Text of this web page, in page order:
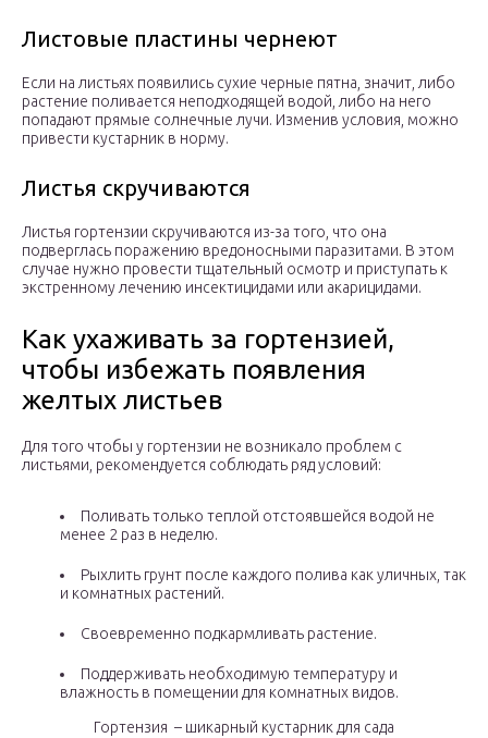
Листовые пластины чернеют
Если на листьях появились сухие черные пятна, значит, либо
растение поливается неподходящей водой, либо на него
попадают прямые солнечные лучи. Изменив условия, можно
привести кустарник в норму.
Листья скручиваются
Листья гортензии скручиваются из-за того, что она
подверглась поражению вредоносными паразитами. В этом
случае нужно провести тщательный осмотр и приступать к
экстренному лечению инсектицидами или акарицидами.
Как ухаживать за гортензией,
чтобы избежать появления
желтых листьев
Для того чтобы у гортензии не возникало проблем с
листьями, рекомендуется соблюдать ряд условий:
Поливать только теплой отстоявшейся водой не
менее 2 раз в неделю.
Рыхлить грунт после каждого полива как уличных, так
и комнатных растений.
Своевременно подкармливать растение.
Поддерживать необходимую температуру и
влажность в помещении для комнатных видов.
Гортензия ­ – шикарный кустарник для сада